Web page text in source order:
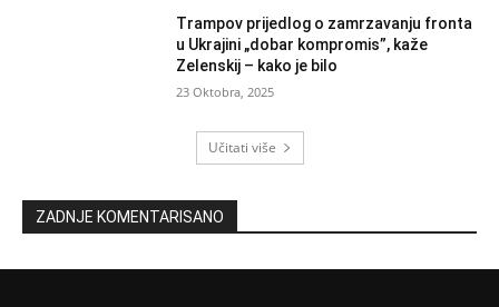
Trampov prijedlog o zamrzavanju fronta
u Ukrajini „dobar kompromis”, kaže
Zelenskij – kako je bilo
23 Oktobra, 2025
Učitati više
ZADNJE KOMENTARISANO